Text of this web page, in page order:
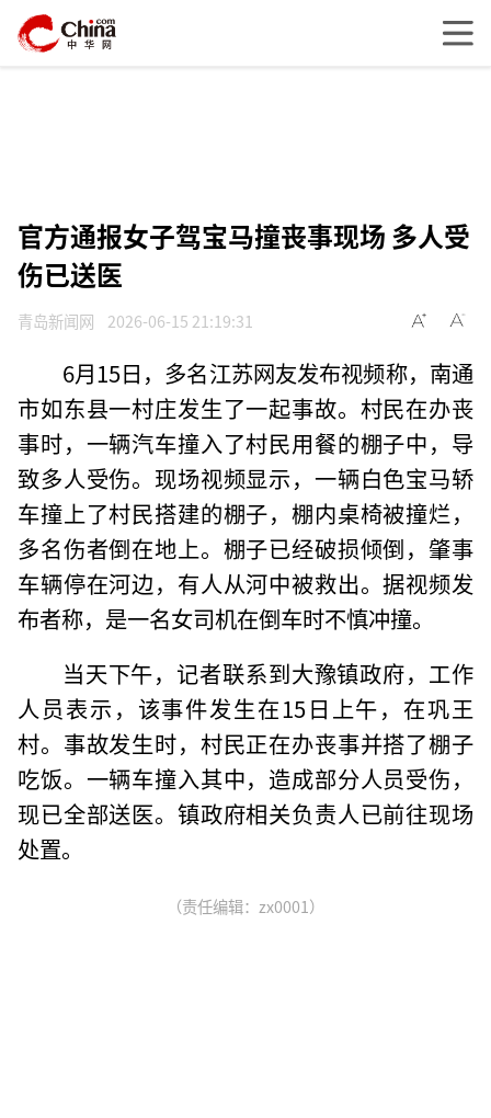
官方通报女子驾宝马撞丧事现场 多人受
伤已送医
青岛新闻网 2026-06-15 21:19:31
6月15日，多名江苏网友发布视频称，南通
市如东县一村庄发生了一起事故。村民在办丧
事时，一辆汽车撞入了村民用餐的棚子中，导
致多人受伤。现场视频显示，一辆白色宝马轿
车撞上了村民搭建的棚子，棚内桌椅被撞烂，
多名伤者倒在地上。棚子已经破损倾倒，肇事
车辆停在河边，有人从河中被救出。据视频发
布者称，是一名女司机在倒车时不慎冲撞。
当天下午，记者联系到大豫镇政府，工作
人员表示，该事件发生在15日上午，在巩王
村。事故发生时，村民正在办丧事并搭了棚子
吃饭。一辆车撞入其中，造成部分人员受伤，
现已全部送医。镇政府相关负责人已前往现场
处置。
（责任编辑：zx0001）